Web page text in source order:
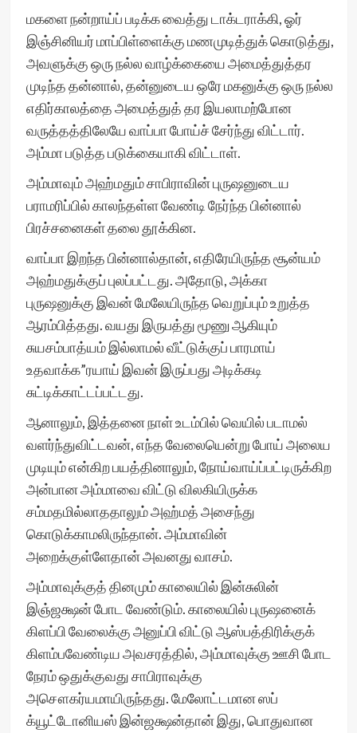
மகளை நன்றாய்ப் படிக்க வைத்து டாக்டராக்கி, ஓர்
இஞ்சினியர் மாப்பிள்ளைக்கு மணமுடித்துக் கொடுத்து,
அவளுக்கு ஒரு நல்ல வாழ்க்கையை அமைத்துத்தர
முடிந்த தன்னால், தன்னுடைய ஒரே மகனுக்கு ஒரு நல்ல
எதிர்காலத்தை அமைத்துத் தர இயலாமற்போன
வருத்தத்திலேயே வாப்பா போய்ச் சேர்ந்து விட்டார்.
அம்மா படுத்த படுக்கையாகி விட்டாள்.
அம்மாவும் அஹ்மதும் சாபிராவின் புருஷனுடைய
பராமரிப்பில் காலந்தள்ள வேண்டி நேர்ந்த பின்னால்
பிரச்சனைகள் தலை தூக்கின.
வாப்பா இறந்த பின்னால்தான், எதிரேயிருந்த சூன்யம்
அஹ்மதுக்குப் புலப்பட்டது. அதோடு, அக்கா
புருஷனுக்கு இவன் மேலேயிருந்த வெறுப்பும் உறுத்த
ஆரம்பித்தது. வயது இருபத்து மூணு ஆகியும்
சுயசம்பாத்யம் இல்லாமல் வீட்டுக்குப் பாரமாய்
உதவாக்க”ரயாய் இவன் இருப்பது அடிக்கடி
சுட்டிக்காட்டப்பட்டது.
ஆனாலும், இத்தனை நாள் உடம்பில் வெயில் படாமல்
வளர்ந்துவிட்டவன், எந்த வேலையென்று போய் அலைய
முடியும் என்கிற பயத்தினாலும், நோய்வாய்ப்பட்டிருக்கிற
அன்பான அம்மாவை விட்டு விலகியிருக்க
சம்மதமில்லாததாலும் அஹ்மத் அசைந்து
கொடுக்காமலிருந்தான். அம்மாவின்
அறைக்குள்ளேதான் அவனது வாசம்.
அம்மாவுக்குத் தினமும் காலையில் இன்சுலின்
இஞ்ஜக்ஷன் போட வேண்டும். காலையில் புருஷனைக்
கிளப்பி வேலைக்கு அனுப்பி விட்டு ஆஸ்பத்திரிக்குக்
கிளம்பவேண்டிய அவசரத்தில், அம்மாவுக்கு ஊசி போட
நேரம் ஒதுக்குவது சாபிராவுக்கு
அசௌகர்யமாயிருந்தது. மேலோட்டமான ஸப்
க்யூட்டோனியஸ் இன்ஜக்ஷன்தான் இது, பொதுவான